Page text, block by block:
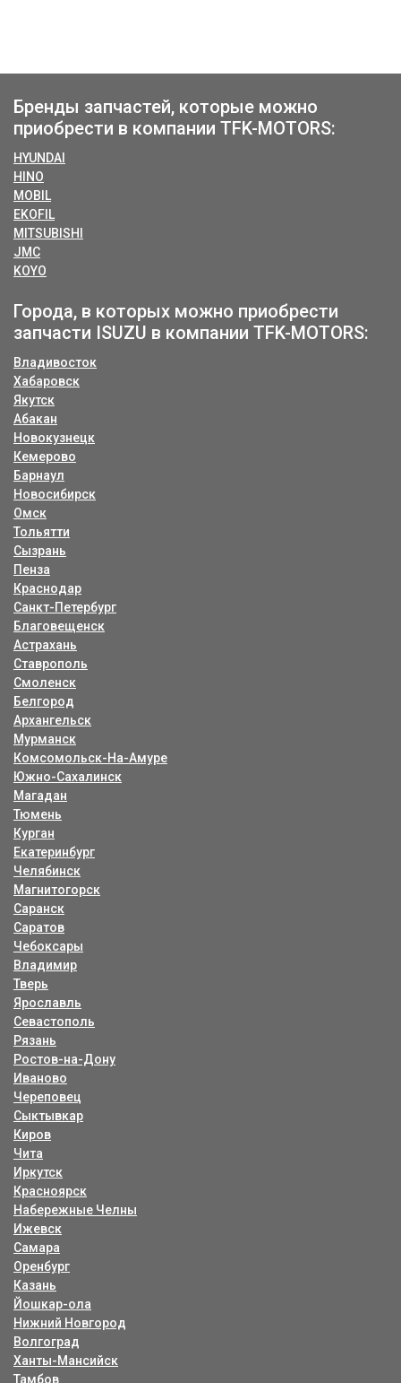
Бренды запчастей, которые можно
приобрести в компании TFK-MOTORS:
HYUNDAI
HINO
MOBIL
EKOFIL
MITSUBISHI
JMC
KOYO
Города, в которых можно приобрести
запчасти ISUZU в компании TFK-MOTORS:
Владивосток
Хабаровск
Якутск
Абакан
Новокузнецк
Кемерово
Барнаул
Новосибирск
Омск
Тольятти
Сызрань
Пенза
Краснодар
Санкт-Петербург
Благовещенск
Астрахань
Ставрополь
Смоленск
Белгород
Архангельск
Мурманск
Комсомольск-На-Амуре
Южно-Сахалинск
Магадан
Тюмень
Курган
Екатеринбург
Челябинск
Магнитогорск
Саранск
Саратов
Чебоксары
Владимир
Тверь
Ярославль
Севастополь
Рязань
Ростов-на-Дону
Иваново
Череповец
Сыктывкар
Киров
Чита
Иркутск
Красноярск
Набережные Челны
Ижевск
Самара
Оренбург
Казань
Йошкар-ола
Нижний Новгород
Волгоград
Ханты-Мансийск
Тамбов